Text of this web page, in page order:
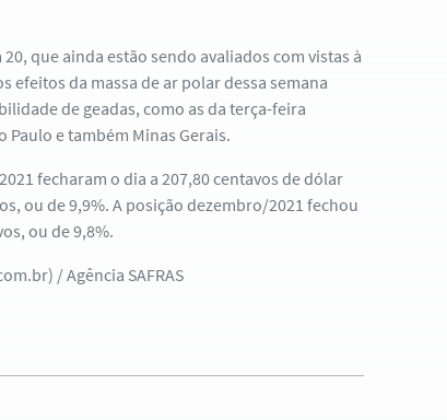
que ainda estão sendo avaliados com vistas à
efeitos da massa de ar polar dessa semana
de geadas, como as da terça-feira
Paulo e também Minas Gerais.
fecharam o dia a 207,80 centavos de dólar
ou de 9,9%. A posição dezembro/2021 fechou
ou de 9,8%.
/ Agência SAFRAS